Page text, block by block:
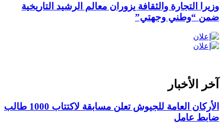
وزيرا التجارة والثقافة يزوران معالم الرشيد التاريخية
ضمن “وطني وجهتي”
آخر الأخبار
الأركان العامة للجيوش تعلن مسابقة لاكتتاب 1000 طالب
ضابط عامل